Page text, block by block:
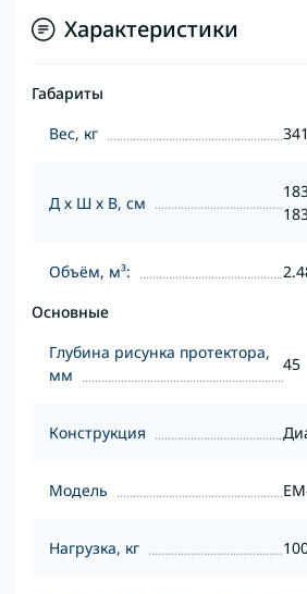
Характеристики
Габариты
Вес, кг
Д х Ш х В, см
Объём, м³:
Основные
Глубина рисунка протектора,
мм
45
Конструкция
Модель
Нагрузка, кг